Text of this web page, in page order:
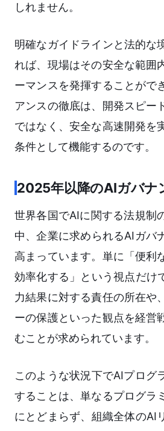
しれません。
明確なガイドラインと法的な
れば、現場はその安全な範囲
ーマンスを発揮することがで
アンスの徹底は、開発スピー
ではなく、安全な高速開発を
条件として機能するのです。
2025年以降のAIガバナ
世界各国でAIに関する法規制
中、企業に求められるAIガバ
高まっています。単に「便利
効率化する」という視点だけ
力結果に対する責任の所在や
ーの保護といった観点を経営
むことが求められています。
このような状況下でAIプログ
することは、単なるプログラ
にとどまらず、組織全体のAI